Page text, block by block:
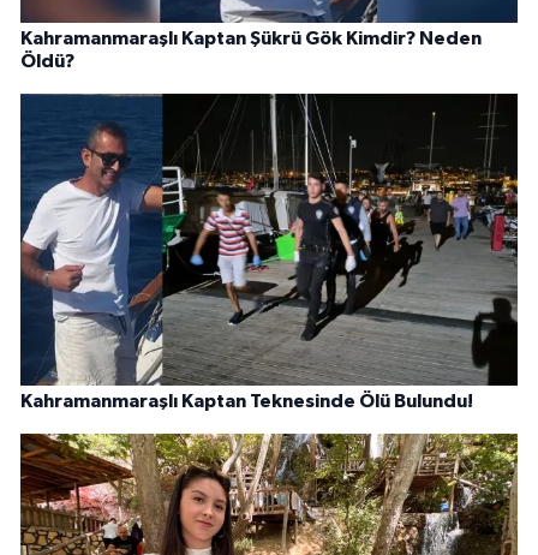
Kahramanmaraşlı Kaptan Şükrü Gök Kimdir? Neden
Öldü?
Kahramanmaraşlı Kaptan Teknesinde Ölü Bulundu!